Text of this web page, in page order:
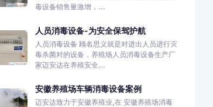
毒设备销售量激增，...
人员消毒设备-为安全保驾护航
人员消毒设备 顾名思义就是对进出人员进行灭
毒杀菌对的设备，养殖场人员消毒设备生产厂
家迈安达在养殖安全...
安徽养殖场车辆消毒设备案例
迈安达致力于安徽养殖业,在 安徽养殖场消毒